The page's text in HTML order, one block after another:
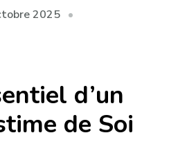
2025
d’un
de Soi